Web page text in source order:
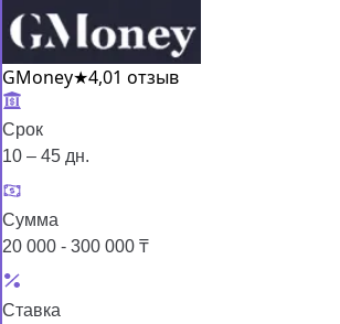
GMoney★4,01 отзыв
Срок
10 – 45 дн.
Сумма
20 000 - 300 000 ₸
Ставка